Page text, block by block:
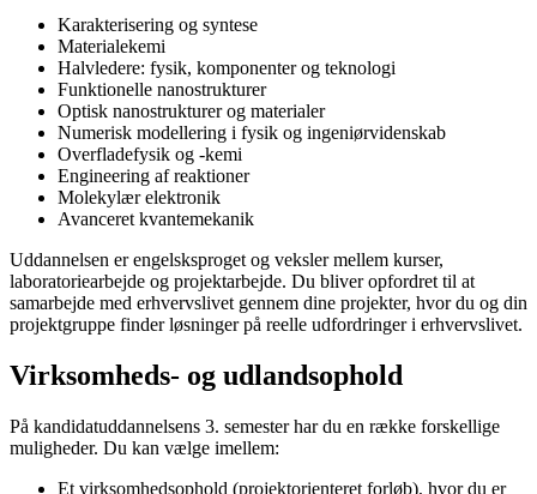
Karakterisering og syntese
Materialekemi
Halvledere: fysik, komponenter og teknologi
Funktionelle nanostrukturer
Optisk nanostrukturer og materialer
Numerisk modellering i fysik og ingeniørvidenskab
Overfladefysik og -kemi
Engineering af reaktioner
Molekylær elektronik
Avanceret kvantemekanik
Uddannelsen er engelsksproget og veksler mellem kurser,
laboratoriearbejde og projektarbejde. Du bliver opfordret til at
samarbejde med erhvervslivet gennem dine projekter, hvor du og din
projektgruppe finder løsninger på reelle udfordringer i erhvervslivet.
Virksomheds- og udlandsophold
På kandidatuddannelsens 3. semester har du en række forskellige
muligheder. Du kan vælge imellem:
Et virksomhedsophold (projektorienteret forløb), hvor du er